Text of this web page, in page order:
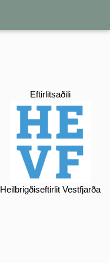
Eftirlitsaðili
Heilbrigðiseftirlit Vestfjarða